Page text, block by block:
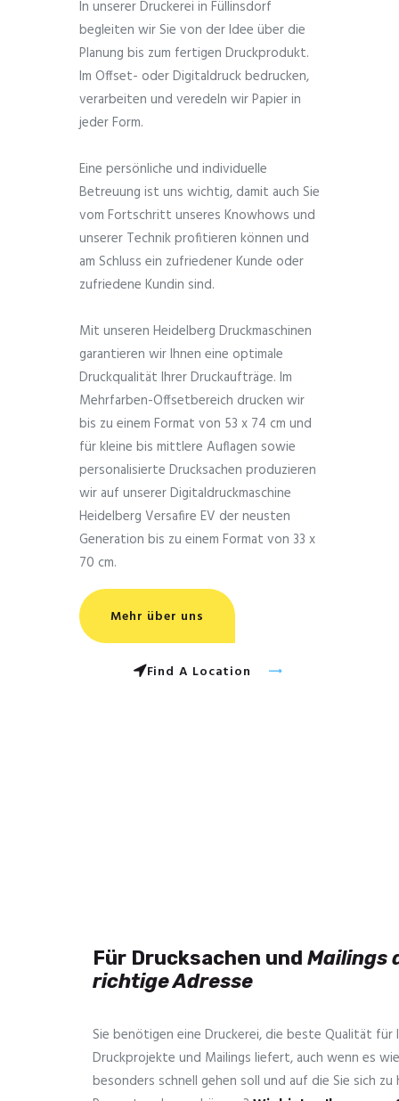
In unserer Druckerei in Füllinsdorf
begleiten wir Sie von der Idee über die
Planung bis zum fertigen Druckprodukt.
Im Offset- oder Digitaldruck bedrucken,
verarbeiten und veredeln wir Papier in
jeder Form.
Eine persönliche und individuelle
Betreuung ist uns wichtig, damit auch Sie
vom Fortschritt unseres Knowhows und
unserer Technik profitieren können und
am Schluss ein zufriedener Kunde oder
zufriedene Kundin sind.
Mit unseren Heidelberg Druckmaschinen
garantieren wir Ihnen eine optimale
Druckqualität Ihrer Druckaufträge. Im
Mehrfarben-Offsetbereich drucken wir
bis zu einem Format von 53 x 74 cm und
für kleine bis mittlere Auflagen sowie
personalisierte Drucksachen produzieren
wir auf unserer Digitaldruckmaschine
Heidelberg Versafire EV der neusten
Generation bis zu einem Format von 33 x
70 cm.
Mehr über uns
Find A Location
Für Drucksachen und Mailings
richtige Adresse
Sie benötigen eine Druckerei, die beste ­Qualität für
Druckprojekte und Mailings liefert, auch wenn es
besonders schnell gehen soll und auf die Sie sich